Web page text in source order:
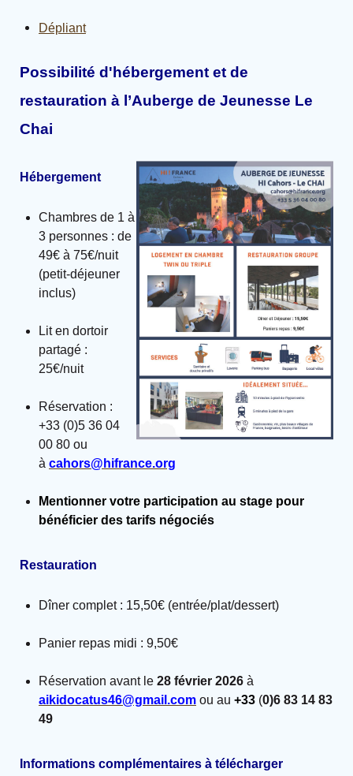
Dépliant
Possibilité d'hébergement et de
restauration à l’Auberge de Jeunesse Le
Chai
Hébergement
Chambres de 1 à
3 personnes : de
49€ à 75€/nuit
(petit-déjeuner
inclus)
Lit en dortoir
partagé :
25€/nuit
Réservation :
+33 (0)5 36 04
00 80 ou
à cahors@hifrance.org
Mentionner votre participation au stage pour
bénéficier des tarifs négociés
Restauration
Dîner complet : 15,50€ (entrée/plat/dessert)
Panier repas midi : 9,50€
Réservation avant le 28 février 2026 à
aikidocatus46@gmail.com ou au +33 (0)6 83 14 83
49
Informations complémentaires à télécharger